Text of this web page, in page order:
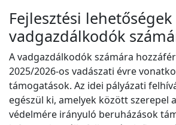
Fejlesztési lehetőségek
vadgazdálkodók
A vadgazdálkodók számára
2025/2026-os vadászati évre
támogatások. Az idei pályázati
egészül ki, amelyek között szerepel
védelmére irányuló beruházások